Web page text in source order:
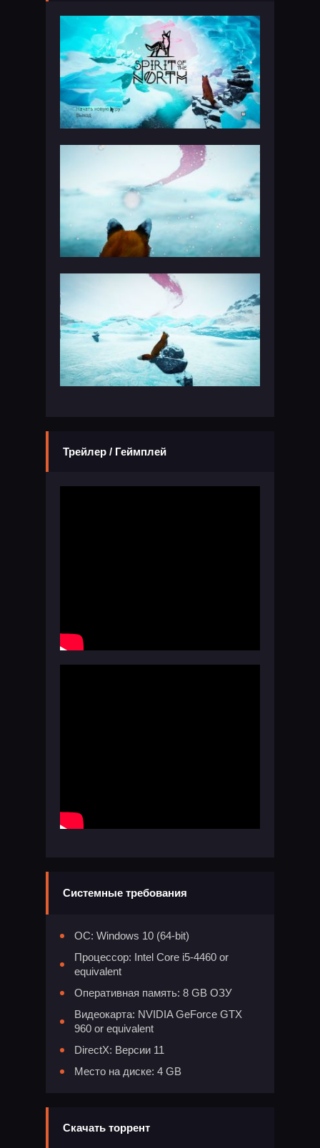
Трейлер / Геймплей
Системные требования
ОС: Windows 10 (64-bit)
Процессор: Intel Core i5-4460 or
equivalent
Оперативная память: 8 GB ОЗУ
Видеокарта: NVIDIA GeForce GTX
960 or equivalent
DirectX: Версии 11
Место на диске: 4 GB
Скачать торрент